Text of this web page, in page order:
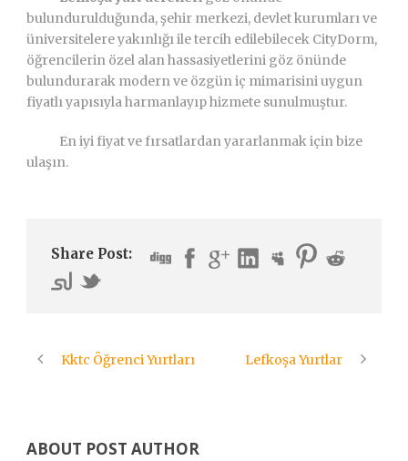
bulundurulduğunda, şehir merkezi, devlet kurumları ve
üniversitelere yakınlığı ile tercih edilebilecek CityDorm,
öğrencilerin özel alan hassasiyetlerini göz önünde
bulundurarak modern ve özgün iç mimarisini uygun
fiyatlı yapısıyla harmanlayıp hizmete sunulmuştur.
En iyi fiyat ve fırsatlardan yararlanmak için bize
ulaşın.
Share Post:
Kktc Öğrenci Yurtları Lefkoşa Yurtlar
ABOUT POST AUTHOR